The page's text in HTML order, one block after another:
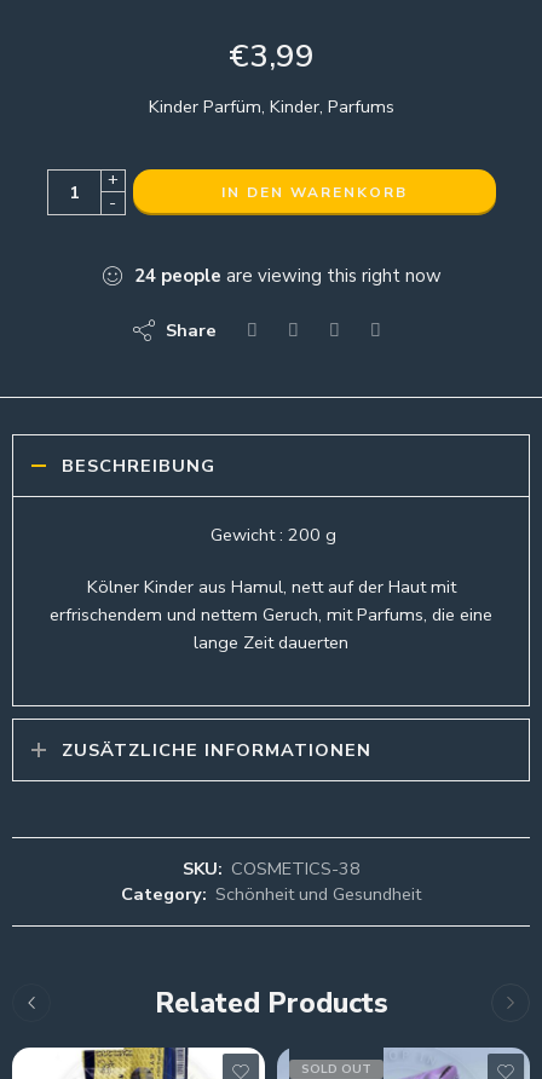
€3,99
Kinder Parfüm, Kinder, Parfums
+
-
IN DEN WARENKORB
24 people are viewing this right now
Share
BESCHREIBUNG
Gewicht : 200 g
Kölner Kinder aus Hamul, nett auf der Haut mit
erfrischendem und nettem Geruch, mit Parfums, die eine
lange Zeit dauerten
ZUSÄTZLICHE INFORMATIONEN
SKU: COSMETICS-38
Category: Schönheit und Gesundheit
Related Products
SOLD OUT